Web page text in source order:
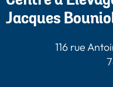
Jacques
116 rue